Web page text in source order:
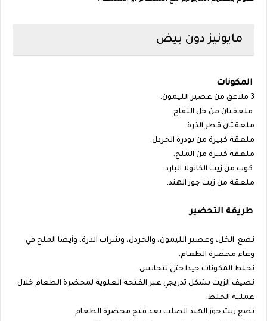
مايونيز دون بيض
المكونات
3 ملاعق من عصير الليمون.
ملعقتان من خل التفاح.
ملعقتان قطر الذرة.
ملعقة كبيرة من بودرة الخردل.
ملعقة كبيرة من الملح.
كوب من زيت الكانولا البارد.
ملعقة من زيت جوز الهند.
طريقة التحضير
نضع الخل، وعصير الليمون، والخردل، وشراب الذرة، وأيضا الملح في
وعاء محضرة الطعام.
نخلط المكونات جيدا حتى تتجانس.
نضيف الزيت بشكل تدريجي عبر الفتحة العلوية لمحضرة الطعام خلال
عملية الخلط.
نضع زيت جوز الهند الصلب بعد فتح محضرة الطعام.